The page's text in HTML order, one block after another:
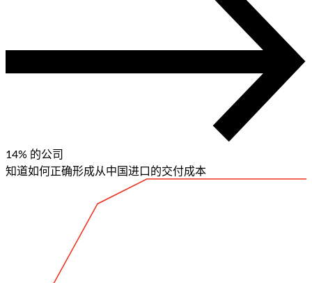
14% 的公司
知道如何正确形成从中国进口的交付成本